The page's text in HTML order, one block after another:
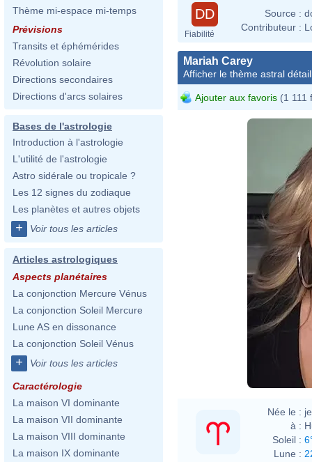
Thème mi-espace mi-temps
Prévisions
Transits et éphémérides
Révolution solaire
Directions secondaires
Directions d'arcs solaires
Bases de l'astrologie
Introduction à l'astrologie
L'utilité de l'astrologie
Astro sidérale ou tropicale ?
Les 12 signes du zodiaque
Les planètes et autres objets
+ Voir tous les articles
Articles astrologiques
Aspects planétaires
La conjonction Mercure Vénus
La conjonction Soleil Mercure
Lune AS en dissonance
La conjonction Soleil Vénus
+ Voir tous les articles
Caractérologie
La maison VI dominante
La maison VII dominante
La maison VIII dominante
La maison IX dominante
DD
Fiabilité
Source :
Contributeur :
Mariah Carey
Afficher le thème astral
Ajouter aux favoris (1 111
Née le :
à :
Soleil :
Lune :